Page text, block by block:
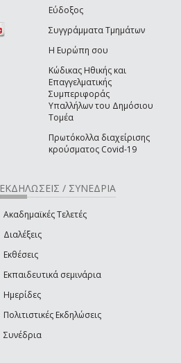
Εύδοξος
Συγγράμματα Τμημάτων
Η Ευρώπη σου
Κώδικας Ηθικής και
Επαγγελματικής
Συμπεριφοράς
Υπαλλήλων του Δημόσιου
Τομέα
Πρωτόκολλα διαχείρισης
κρούσματος Covid-19
ΕΚΔΗΛΩΣΕΙΣ / ΣΥΝΕΔΡΙΑ
Ακαδημαϊκές Τελετές
Διαλέξεις
Εκθέσεις
Εκπαιδευτικά σεμινάρια
Ημερίδες
Πολιτιστικές Εκδηλώσεις
Συνέδρια